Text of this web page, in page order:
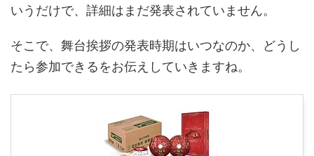
いうだけで、詳細はまだ発表されていません。
そこで、舞台挨拶の発表時期はいつなのか、どうし
たら参加できるをお伝えしていきますね。